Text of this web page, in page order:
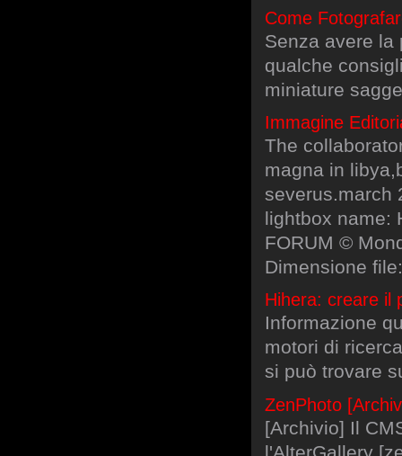
Come
Senza avere la
qualche
miniature sagge
Immagine
The
magna in
severus.march
lightbox name:
FORUM ©
Dimensione
Hihera: creare il
Informazione
motori di
si può trovare
ZenPhoto
[Archivio] Il
l'AlterGallery